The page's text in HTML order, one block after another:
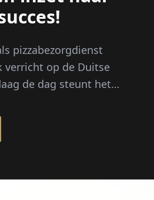
pizzabezorgdienst
verricht op de Duitse
de dag steunt het